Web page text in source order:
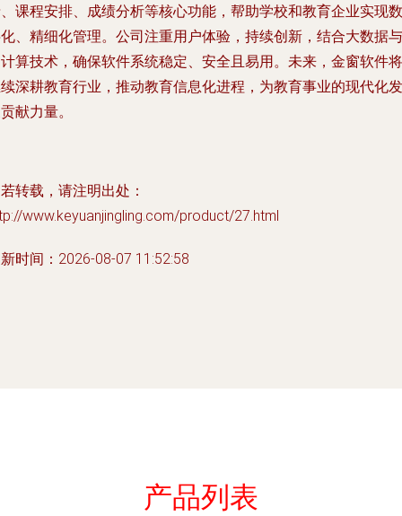
课程安排、成绩分析等核心功能，帮助学校和教育企业实现数
、精细化管理。公司注重用户体验，持续创新，结合大数据与
算技术，确保软件系统稳定、安全且易用。未来，金窗软件将
深耕教育行业，推动教育信息化进程，为教育事业的现代化发
献力量。
转载，请注明出处：
www.keyuanjingling.com/product/27.html
时间：2026-08-07 11:52:58
产品列表